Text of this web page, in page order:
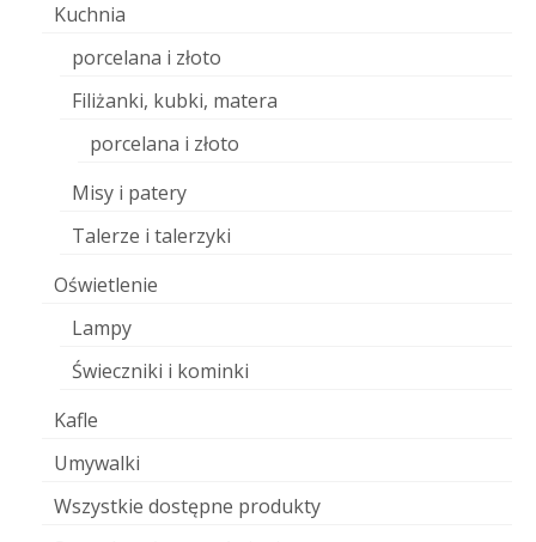
Kuchnia
porcelana i złoto
Filiżanki, kubki, matera
porcelana i złoto
Misy i patery
Talerze i talerzyki
Oświetlenie
Lampy
Świeczniki i kominki
Kafle
Umywalki
Wszystkie dostępne produkty